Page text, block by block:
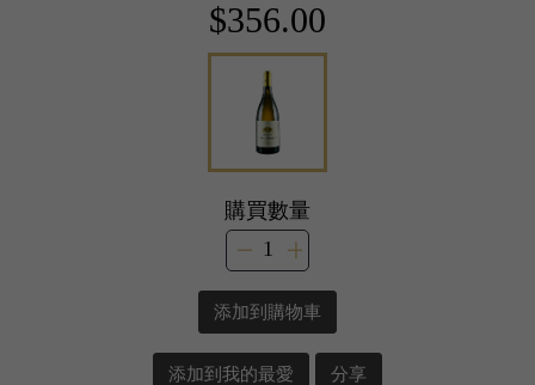
$356.00
購買數量
添加到購物車
添加到我的最愛 分享